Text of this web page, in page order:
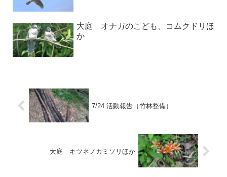
大庭 オナガのこども、コムクドリほ
か
7/24 活動報告（竹林整備）
大庭 キツネノカミソリほか